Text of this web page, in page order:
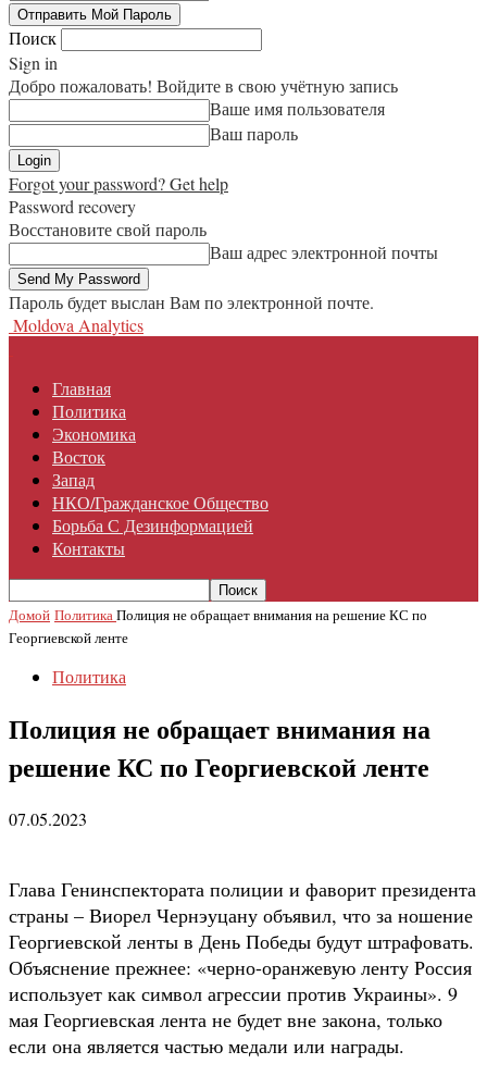
Поиск
Sign in
Добро пожаловать! Войдите в свою учётную запись
Ваше имя пользователя
Ваш пароль
Forgot your password? Get help
Password recovery
Восстановите свой пароль
Ваш адрес электронной почты
Пароль будет выслан Вам по электронной почте.
Moldova Analytics
Главная
Политика
Экономика
Восток
Запад
НКО/гражданское Общество
Борьба С Дезинформацией
Контакты
Домой ПолитикаПолиция не обращает внимания на решение КС по
Георгиевской ленте
Политика
Полиция не обращает внимания на
решение КС по Георгиевской ленте
07.05.2023
Глава Генинспектората полиции и фаворит президента
страны – Виорел Чернэуцану объявил, что за ношение
Георгиевской ленты в День Победы будут штрафовать.
Объяснение прежнее: «черно-оранжевую ленту Россия
использует как символ агрессии против Украины». 9
мая Георгиевская лента не будет вне закона, только
если она является частью медали или награды.